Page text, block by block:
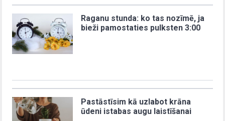
Raganu stunda: ko tas nozīmē, ja
bieži pamostaties pulksten 3:00
Pastāstīsim kā uzlabot krāna
ūdeni istabas augu laistīšanai